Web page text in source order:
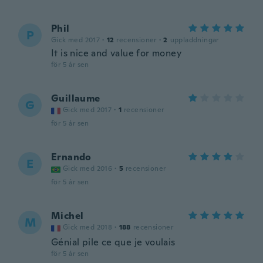
P Phil
Gick med 2017 · 12 recensioner · 2 uppladdningar
It is nice and value for money
för 5 år sen
G Guillaume
Gick med 2017 · 1 recensioner
för 5 år sen
E Ernando
Gick med 2016 · 5 recensioner
för 5 år sen
M Michel
Gick med 2018 · 188 recensioner
Génial pile ce que je voulais
för 5 år sen